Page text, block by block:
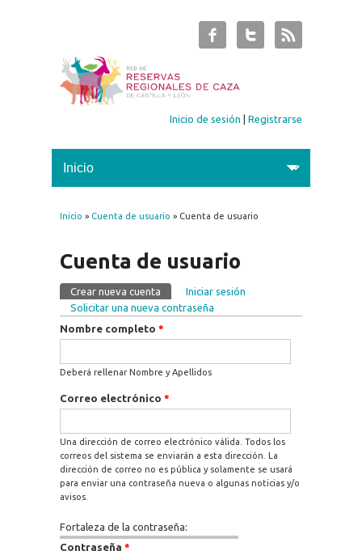
Inicio de sesión |Registrarse
Se encuentra usted aquí
Inicio » Cuenta de usuario » Cuenta de usuario
Cuenta de usuario
Solapas principales
Crear nueva cuenta (solapa activa)
Iniciar sesión
Solicitar una nueva contraseña
Nombre completo *
Deberá rellenar Nombre y Apellidos
Correo electrónico *
Una dirección de correo electrónico válida. Todos los
correos del sistema se enviarán a esta dirección. La
dirección de correo no es pública y solamente se usará
para enviar una contraseña nueva o algunas noticias y/o
avisos.
Fortaleza de la contraseña:
Contraseña *